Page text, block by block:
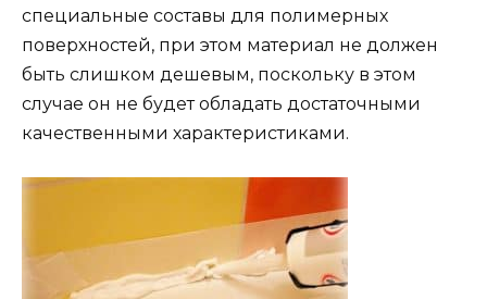
специальные составы для полимерных
поверхностей, при этом материал не должен
быть слишком дешевым, поскольку в этом
случае он не будет обладать достаточными
качественными характеристиками.